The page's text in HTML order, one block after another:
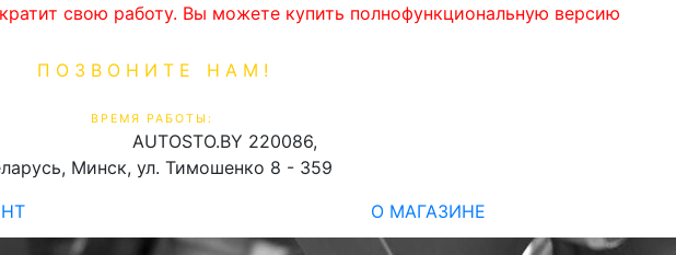
свою работу. Вы можете купить полнофункциональную версию
ПОЗВОНИТЕ НАМ!
ВРЕМЯ РАБОТЫ:
AUTOSTO.BY 220086,
Минск, ул. Тимошенко 8 - 359
О МАГАЗИНЕ